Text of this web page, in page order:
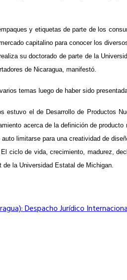
y etiquetas de parte de los
capitalino para conocer los
su doctorado de parte de la
de Nicaragua, manifestó.
temas luego de haber sido
estuvo el de Desarrollo de Productos
acerca de la definición de
limitarse para una creatividad de
ciclo de vida, crecimiento, madurez,
de la Universidad Estatal de Michigan.
Despacho Jurídico